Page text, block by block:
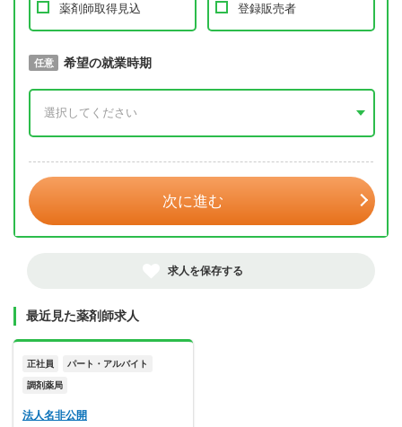
薬剤師取得見込 登録販売者
必須 取得予定年
任意 希望の就業時期
次に進む
求人を保存する
最近見た薬剤師求人
正社員 パート・アルバイト
調剤薬局
法人名非公開